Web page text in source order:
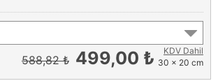
588,82 ₺ 499,00 ₺
KDV Dahil
30 x 20 cm